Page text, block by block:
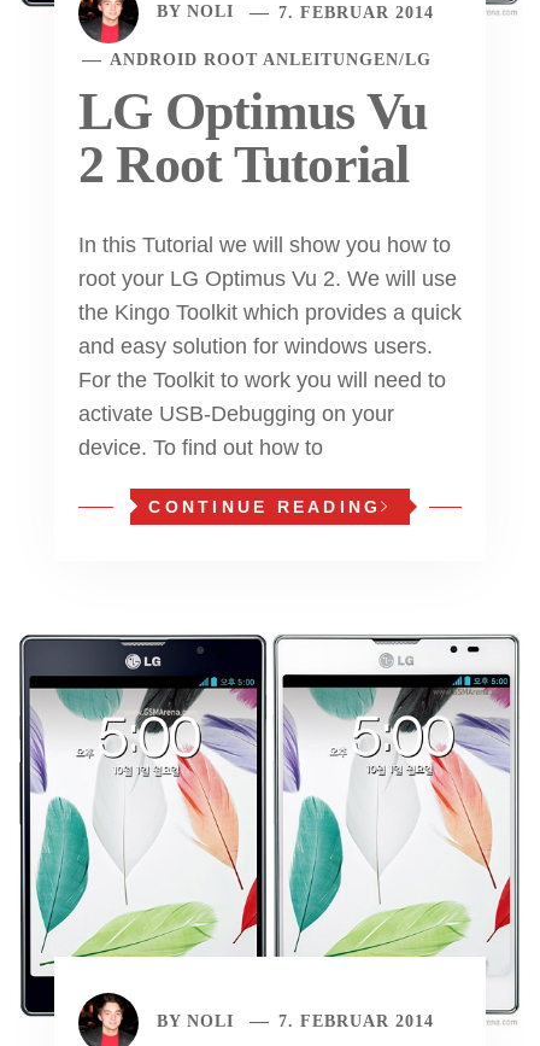
BY NOLI 7. FEBRUAR 2014
ANDROID ROOT ANLEITUNGEN/LG
LG Optimus Vu
2 Root Tutorial
In this Tutorial we will show you how to
root your LG Optimus Vu 2. We will use
the Kingo Toolkit which provides a quick
and easy solution for windows users.
For the Toolkit to work you will need to
activate USB-Debugging on your
device. To find out how to
CONTINUE READING
BY NOLI 7. FEBRUAR 2014